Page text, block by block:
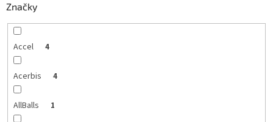
Značky
Accel 4
Acerbis 4
AllBalls 1